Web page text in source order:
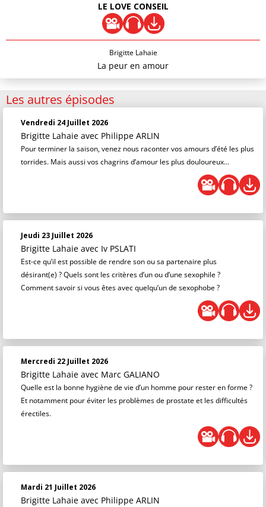
LE LOVE CONSEIL
Brigitte Lahaie
La peur en amour
Les autres épisodes
Vendredi 24 Juillet 2026
Brigitte Lahaie avec Philippe ARLIN
Pour terminer la saison, venez nous raconter vos amours d’été les plus
torrides. Mais aussi vos chagrins d’amour les plus douloureux…
Jeudi 23 Juillet 2026
Brigitte Lahaie avec Iv PSLATI
Est-ce qu’il est possible de rendre son ou sa partenaire plus
désirant(e) ? Quels sont les critères d’un ou d’une sexophile ?
Comment savoir si vous êtes avec quelqu’un de sexophobe ?
Mercredi 22 Juillet 2026
Brigitte Lahaie avec Marc GALIANO
Quelle est la bonne hygiène de vie d’un homme pour rester en forme ?
Et notamment pour éviter les problèmes de prostate et les difficultés
érectiles.
Mardi 21 Juillet 2026
Brigitte Lahaie avec Philippe ARLIN